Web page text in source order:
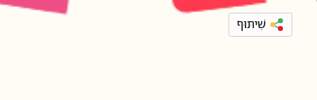
שִׁיתּוּף